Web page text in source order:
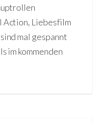
Action, Liebesfilm
mal gespannt
im kommenden